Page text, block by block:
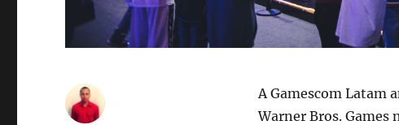
A Gamescom Latam
Warner Bros. Games